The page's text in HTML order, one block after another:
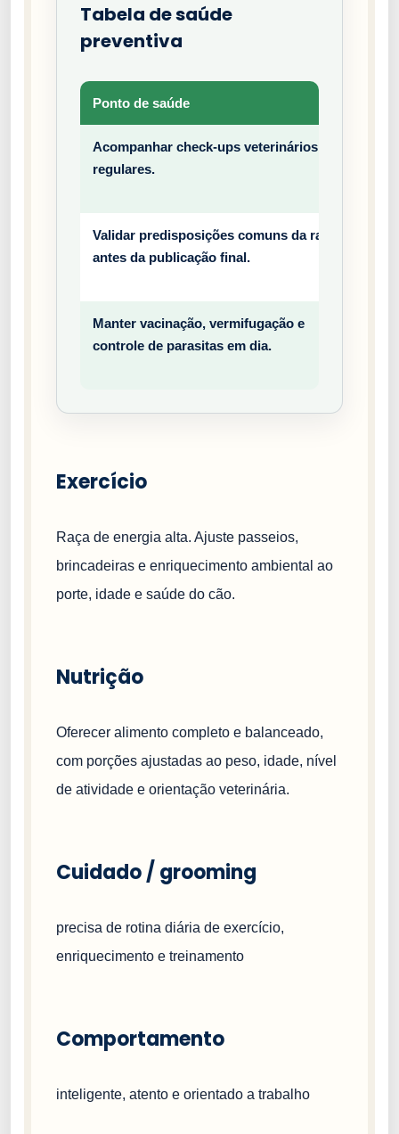
Tabela de saúde
preventiva
Ponto de saúde
Acompanhar check-ups veterinários
regulares.
Validar predisposições comuns da raça
antes da publicação final.
Manter vacinação, vermifugação e
controle de parasitas em dia.
Exercício
Raça de energia alta. Ajuste passeios,
brincadeiras e enriquecimento ambiental ao
porte, idade e saúde do cão.
Nutrição
Oferecer alimento completo e balanceado,
com porções ajustadas ao peso, idade, nível
de atividade e orientação veterinária.
Cuidado / grooming
precisa de rotina diária de exercício,
enriquecimento e treinamento
Comportamento
inteligente, atento e orientado a trabalho